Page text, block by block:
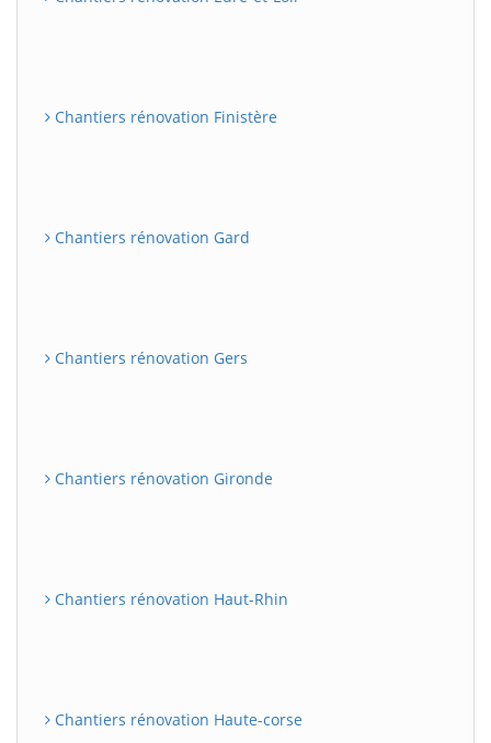
Chantiers rénovation Finistère
Chantiers rénovation Gard
Chantiers rénovation Gers
Chantiers rénovation Gironde
Chantiers rénovation Haut-Rhin
Chantiers rénovation Haute-corse